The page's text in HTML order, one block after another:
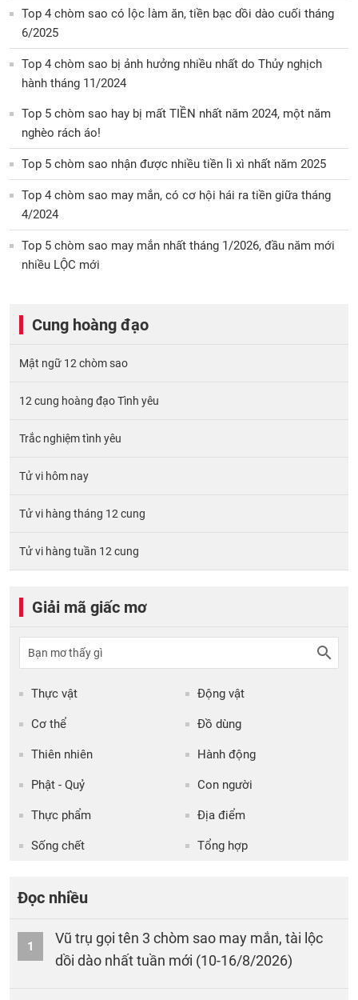
Top 4 chòm sao có lộc làm ăn, tiền bạc dồi dào cuối tháng
6/2025
Top 4 chòm sao bị ảnh hưởng nhiều nhất do Thủy nghịch
hành tháng 11/2024
Top 5 chòm sao hay bị mất TIỀN nhất năm 2024, một năm
nghèo rách áo!
Top 5 chòm sao nhận được nhiều tiền lì xì nhất năm 2025
Top 4 chòm sao may mắn, có cơ hội hái ra tiền giữa tháng
4/2024
Top 5 chòm sao may mắn nhất tháng 1/2026, đầu năm mới
nhiều LỘC mới
Cung hoàng đạo
Mật ngữ 12 chòm sao
12 cung hoàng đạo Tình yêu
Trắc nghiệm tình yêu
Tử vi hôm nay
Tử vi hàng tháng 12 cung
Tử vi hàng tuần 12 cung
Giải mã giấc mơ
Thực vật Động vật
Cơ thể Đồ dùng
Thiên nhiên Hành động
Phật - Quỷ Con người
Thực phẩm Địa điểm
Sống chết Tổng hợp
Đọc nhiều
1
Vũ trụ gọi tên 3 chòm sao may mắn, tài lộc
dồi dào nhất tuần mới (10-16/8/2026)